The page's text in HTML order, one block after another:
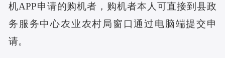
机APP申请的购机者，购机者本人可直接到县政
务服务中心农业农村局窗口通过电脑端提交申
请。